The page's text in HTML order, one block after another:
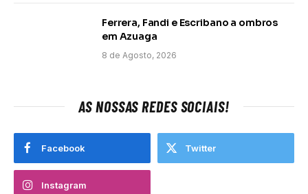
Ferrera, Fandi e Escribano a ombros
em Azuaga
8 de Agosto, 2026
AS NOSSAS REDES SOCIAIS!
Facebook Twitter
Instagram